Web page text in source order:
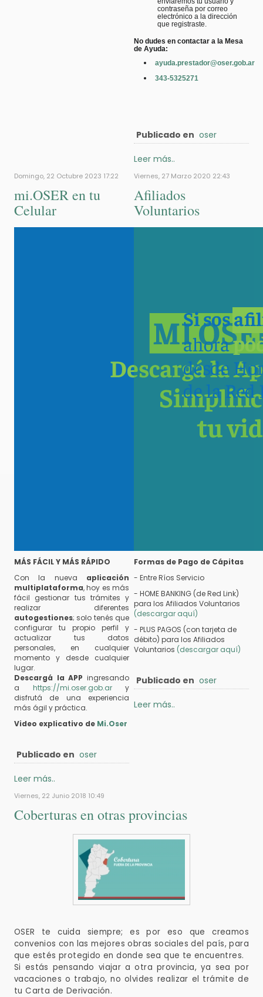
contraseña por correo
electrónico a la dirección
que registraste.
No dudes en contactar a la Mesa
de Ayuda:
ayuda.prestador@oser.gob.ar
343-5325271
Publicado en oser
Leer más..
Domingo, 22 Octubre 2023 17:22
mi.OSER en tu
Celular
MÁS FÁCIL Y MÁS RÁPIDO
Con la nueva aplicación
multiplataforma, hoy es más
fácil gestionar tus trámites y
realizar diferentes
autogestiones; solo tenés que
configurar tu propio perfil y
actualizar tus datos
personales, en cualquier
momento y desde cualquier
lugar.
Descargá la APP ingresando
a https://mi.oser.gob.ar y
disfrutá de una experiencia
más ágil y práctica.
Video explicativo de Mi.Oser
Publicado en oser
Leer más..
Viernes, 27 Marzo 2020 22:43
Afiliados
Voluntarios
Formas de Pago de Cápitas
- Entre Ríos Servicio
- HOME BANKING (de Red Link)
para los Afiliados Voluntarios
(descargar aquí)
- PLUS PAGOS (con tarjeta de
débito) para los Afiliados
Voluntarios (descargar aquí)
Publicado en oser
Leer más..
Viernes, 22 Junio 2018 10:49
Coberturas en otras provincias
OSER te cuida siempre; es por eso que creamos
convenios con las mejores obras sociales del país, para
que estés protegido en donde sea que te encuentres.
Si estás pensando viajar a otra provincia, ya sea por
vacaciones o trabajo, no olvides realizar el trámite de
tu Carta de Derivación.